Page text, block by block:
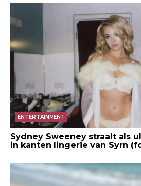
ENTERTAINMENT
Sydney Sweeney straalt als
in kanten lingerie van Syrn